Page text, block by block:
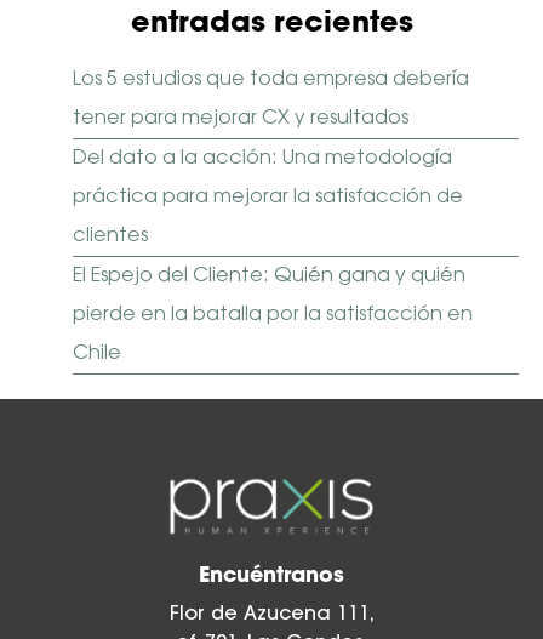
entradas recientes
Los 5 estudios que toda empresa debería
tener para mejorar CX y resultados
Del dato a la acción: Una metodología
práctica para mejorar la satisfacción de
clientes
El Espejo del Cliente: Quién gana y quién
pierde en la batalla por la satisfacción en
Chile
Encuéntranos
Flor de Azucena 111,